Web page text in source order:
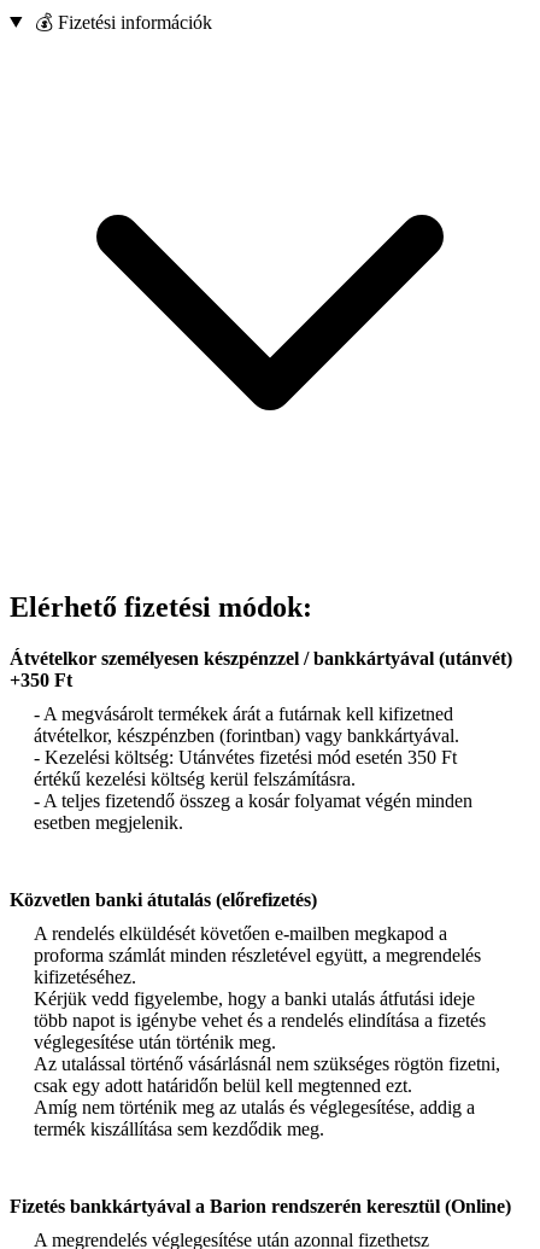
💰 Fizetési információk
Elérhető fizetési módok:
Átvételkor személyesen készpénzzel / bankkártyával (utánvét)
+350 Ft
- A megvásárolt termékek árát a futárnak kell kifizetned
átvételkor, készpénzben (forintban) vagy bankkártyával.
- Kezelési költség: Utánvétes fizetési mód esetén 350 Ft
értékű kezelési költség kerül felszámításra.
- A teljes fizetendő összeg a kosár folyamat végén minden
esetben megjelenik.
Közvetlen banki átutalás (előrefizetés)
A rendelés elküldését követően e-mailben megkapod a
proforma számlát minden részletével együtt, a megrendelés
kifizetéséhez.
Kérjük vedd figyelembe, hogy a banki utalás átfutási ideje
több napot is igénybe vehet és a rendelés elindítása a fizetés
véglegesítése után történik meg.
Az utalással történő vásárlásnál nem szükséges rögtön fizetni,
csak egy adott határidőn belül kell megtenned ezt.
Amíg nem történik meg az utalás és véglegesítése, addig a
termék kiszállítása sem kezdődik meg.
Fizetés bankkártyával a Barion rendszerén keresztül (Online)
A megrendelés véglegesítése után azonnal fizethetsz